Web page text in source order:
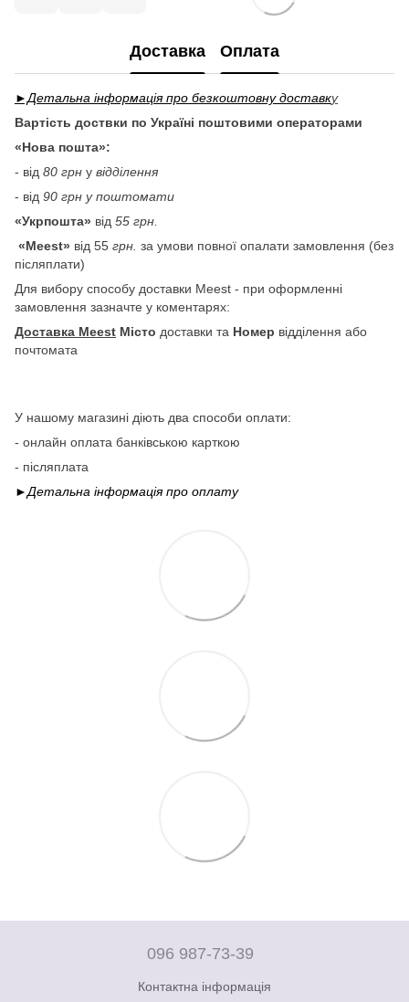
Доставка Оплата
►Детальна інформація про безкоштовну доставку
Вартість доствки по Україні поштовими операторами
«Нова пошта»:
- від 80 грн у відділення
- від 90 грн у поштомати
«Укрпошта» від 55 грн.
«Meest» від 55 грн. за умови повної опалати замовлення (без
післяплати)
Для вибору способу доставки Meest - при оформленні
замовлення зазначте у коментарях:
Доставка Meest Місто доставки та Номер відділення або
почтомата
У нашому магазині діють два способи оплати:
- онлайн оплата банківською карткою
- післяплата
►Детальна інформація про оплату
096 987-73-39
Контактна інформація